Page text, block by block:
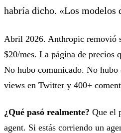
habría dicho. «Los modelos
Abril 2026. Anthropic removió
$20/mes. La página de precios
No hubo comunicado. No
views en Twitter y 400+
¿Qué pasó realmente? Que el
agent. Si estás corriendo un